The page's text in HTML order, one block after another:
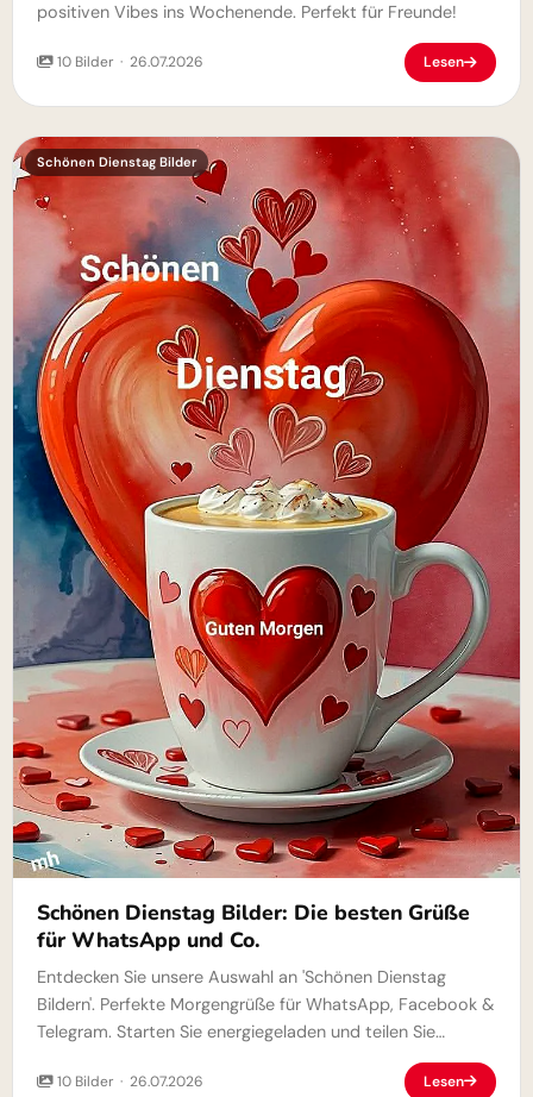
positiven Vibes ins Wochenende. Perfekt für Freunde!
10 Bilder · 26.07.2026 Lesen
Schönen Dienstag Bilder
Schönen Dienstag Bilder: Die besten Grüße
für WhatsApp und Co.
Entdecken Sie unsere Auswahl an 'Schönen Dienstag
Bildern'. Perfekte Morgengrüße für WhatsApp, Facebook &
Telegram. Starten Sie energiegeladen und teilen Sie
10 Bilder · 26.07.2026 Lesen